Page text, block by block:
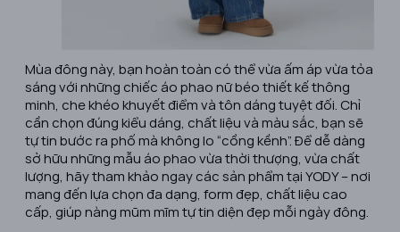
Mùa đông này, bạn hoàn toàn có thể vừa ấm áp vừa tỏa
sáng với những chiếc áo phao nữ béo thiết kế thông
minh, che khéo khuyết điểm và tôn dáng tuyệt đối. Chỉ
cần chọn đúng kiểu dáng, chất liệu và màu sắc, bạn sẽ
tự tin bước ra phố mà không lo “cồng kềnh”. Để dễ dàng
sở hữu những mẫu áo phao vừa thời thượng, vừa chất
lượng, hãy tham khảo ngay các sản phẩm tại YODY – nơi
mang đến lựa chọn đa dạng, form đẹp, chất liệu cao
cấp, giúp nàng mũm mĩm tự tin diện đẹp mỗi ngày đông.